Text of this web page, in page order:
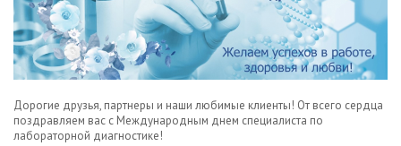
Дорогие друзья, партнеры и наши любимые клиенты! От всего сердца
поздравляем вас с Международным днем специалиста по
лабораторной диагностике!